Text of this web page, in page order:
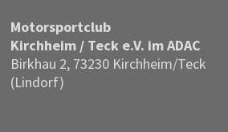
Motor­sportclub
Kirchheim / Teck e.V. im ADAC
Birkhau 2, 73230 Kirchheim/Teck
(Lindorf)